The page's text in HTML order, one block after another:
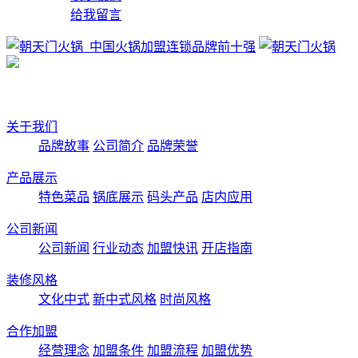
给我留言
关于我们
品牌故事 公司简介 品牌荣誉
产品展示
特色菜品 锅底展示 码头产品 店内应用
公司新闻
公司新闻 行业动态 加盟快讯 开店指南
装修风格
文化中式 新中式风格 时尚风格
合作加盟
经营理念 加盟条件 加盟流程 加盟优势